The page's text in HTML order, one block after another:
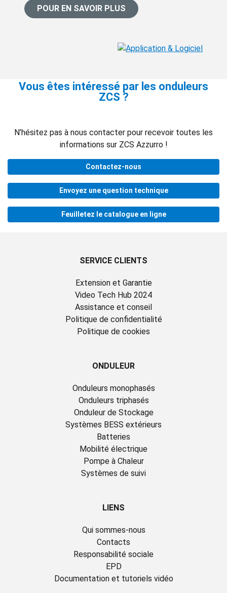
POUR EN SAVOIR PLUS
Vous êtes intéressé par les onduleurs
ZCS ?
N’hésitez pas à nous contacter pour recevoir toutes les
informations sur ZCS Azzurro !
Contactez-nous
Envoyez une question technique
Feuilletez le catalogue en ligne
SERVICE CLIENTS
Extension et Garantie
Video Tech Hub 2024
Assistance et conseil
Politique de confidentialité
Politique de cookies
ONDULEUR
Onduleurs monophasés
Onduleurs triphasés
Onduleur de Stockage
Systèmes BESS extérieurs
Batteries
Mobilité électrique
Pompe à Chaleur
Systèmes de suivi
LIENS
Qui sommes-nous
Contacts
Responsabilité sociale
EPD
Documentation et tutoriels vidéo